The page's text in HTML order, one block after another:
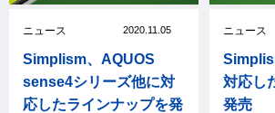
ニュース 2020.11.05
Simplism、AQUOS
sense4シリーズ他に対
応したラインナップを発
ニュース
対応し
発売